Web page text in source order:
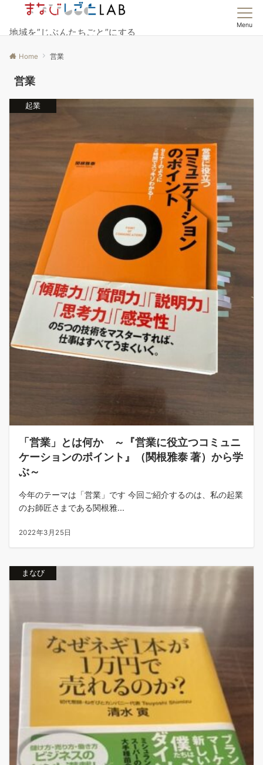
地域を”じぶんたちごと”にする
Menu
Home 営業
営業
起業
「営業」とは何か ～『営業に役立つコミュニ
ケーションのポイント』（関根雅泰 著）から学
ぶ～
今年のテーマは「営業」です 今回ご紹介するのは、私の起業
のお師匠さまである関根雅...
2022年3月25日
まなび